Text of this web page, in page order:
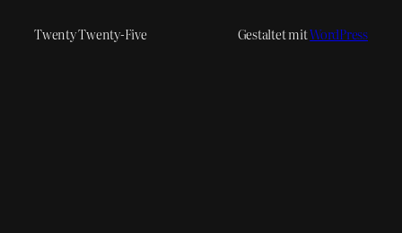
Twenty Twenty-Five Gestaltet mitWordPress